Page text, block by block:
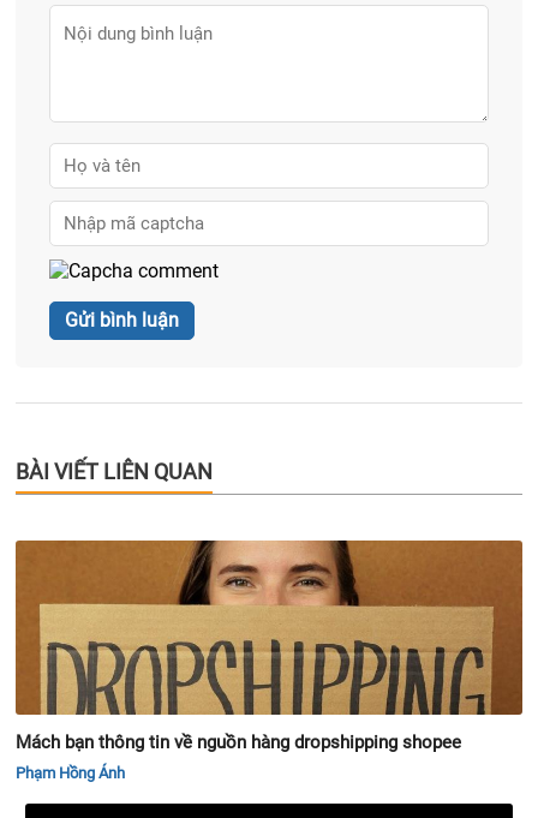
BÀI VIẾT LIÊN QUAN
Mách bạn thông tin về nguồn hàng dropshipping shopee
Phạm Hồng Ánh